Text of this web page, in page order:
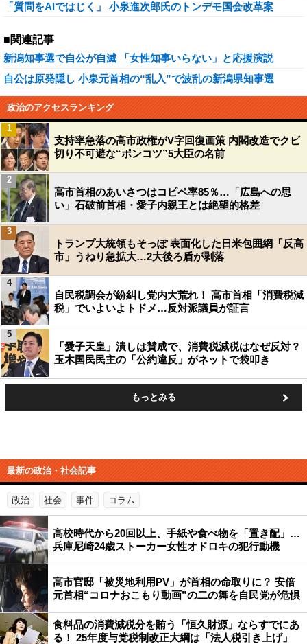
「質問をAIではじく」 小泉進次郎氏のトンデモ国会改革案
■関連記事
新潟知事選で自公が自滅 「女性知事いらない」と応援演説
自公は原発隠し 小泉元首相の“乱入”で波乱の新潟県知事選
政治のアクセスランキング
支持率急落の高市政権がV字回復画策 内閣改造でクビ
切り不可避な“ポンコツ”5大臣の名前
1
高市首相のあいさつはコピペ率85％…「広島への思
い」石破前首相・愛子内親王とは絶望的格差
2
トランプ大統領もそっぽ 表面化した日米包囲網「反高
市」うねり急拡大…2大後ろ盾が剥落
3
自民税調会が紛糾し党内大荒れ！ 高市首相「消費税減
税」でいよいよトドメ…反対派議員が証言
4
「愛子天皇」潰しは賛成で、消費税減税はなぜ反対？
玉木国民民主の「公約違反」がネットで袋叩き
5
もっとみる
最新の政治・社会記事
政治 社会 事件 コラム
高校時代から20回以上、手紙や食べ物を「置き配」…
兵庫尼崎24歳ストーカー女性オドロキの犯行動機
高市官邸「被災地利用PV」が首相の命取りに？ 安倍
元首相“コロナおこもり動画”の二の舞を自民党が危惧
食料品の消費減税分を賄う「恒久財源」ならすでにあ
る！ 25年度与党税制改正大綱は「法人税引き上げ」